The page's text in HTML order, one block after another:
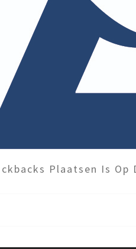
Plaatsen Is